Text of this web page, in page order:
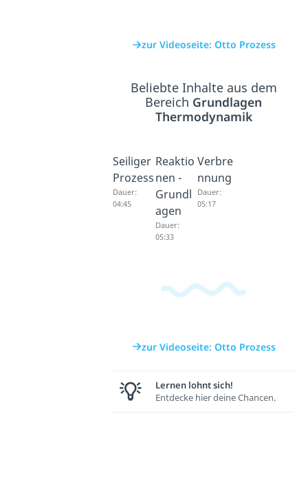
zur Videoseite: Otto Prozess
Beliebte Inhalte aus dem
Bereich Grundlagen
Thermodynamik
Seiliger
Prozess
Dauer:
04:45
Reaktio
nen -
Grundl
agen
Dauer:
05:33
Verbre
nnung
Dauer:
05:17
zur Videoseite: Otto Prozess
Lernen lohnt sich!
Entdecke hier deine Chancen.